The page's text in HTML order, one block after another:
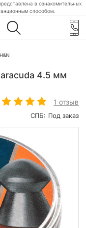
в ознакомительных
способом.
4.5 мм
1 отзыв
СПБ: Под заказ